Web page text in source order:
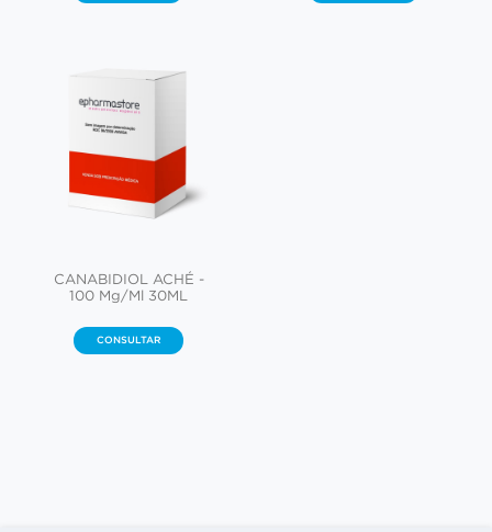
CANABIDIOL ACHÉ -
100 Mg/Ml 30ML
CONSULTAR